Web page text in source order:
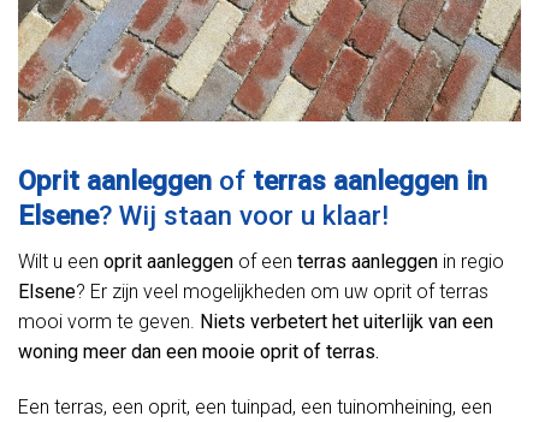
Oprit aanleggen of terras aanleggen in
Elsene? Wij staan voor u klaar!
Wilt u een oprit aanleggen of een terras aanleggen in regio
Elsene? Er zijn veel mogelijkheden om uw oprit of terras
mooi vorm te geven. Niets verbetert het uiterlijk van een
woning meer dan een mooie oprit of terras.
Een terras, een oprit, een tuinpad, een tuinomheining, een